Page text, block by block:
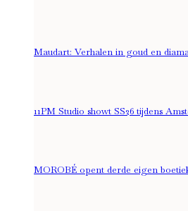
Maudart: Verhalen in goud en
11PM Studio showt SS26 tijdens
MOROBÉ opent derde eigen